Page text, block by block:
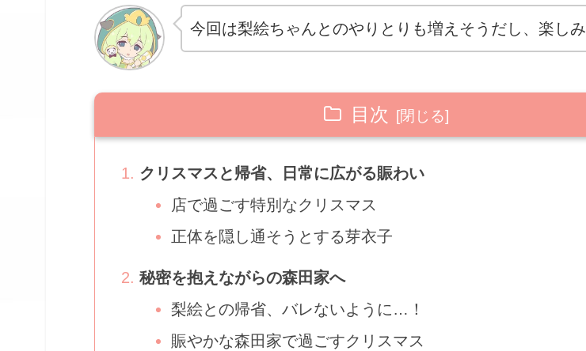
今回は梨絵ちゃんとのやりとりも増えそうだし、楽しみ
目次
クリスマスと帰省、日常に広がる賑わい
店で過ごす特別なクリスマス
正体を隠し通そうとする芽衣子
秘密を抱えながらの森田家へ
梨絵との帰省、バレないように…！
賑やかな森田家で過ごすクリスマス